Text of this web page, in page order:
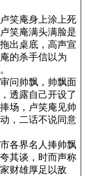
笑庵身上涂上死
笑庵满头满脸是
出桌底，高声宣
的杀手信以为
问帅飘，帅飘面
透露自己开设了
场，卢笑庵见帅
，二话不说同意
各界名人捧帅飘
其谈，时而声称
财雄厚足以敌